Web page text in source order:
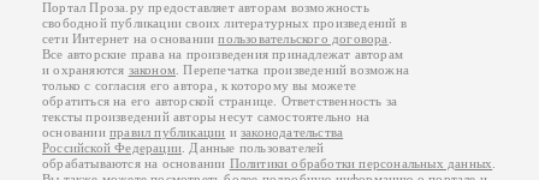
Портал Проза.ру предоставляет авторам возможность
свободной публикации своих литературных произведений в
сети Интернет на основаниипользовательского договора.
Все авторские права на произведения принадлежат авторам
и охраняются законом. Перепечатка произведений возможна
только с согласия его автора, к которому вы можете
обратиться на его авторской странице. Ответственность за
тексты произведений авторы несут самостоятельно на
основанииправил публикации изаконодательства
Российской Федерации. Данные пользователей
обрабатываются на основании Политики обработки персональных данных.